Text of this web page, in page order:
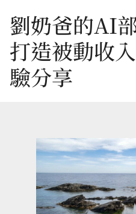
至
主
要
劉奶爸的AI
打造被動收
驗分享